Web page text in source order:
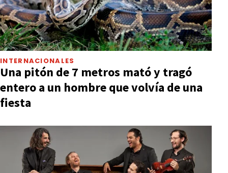
INTERNACIONALES
Una pitón de 7 metros mató y tragó
entero a un hombre que volvía de una
fiesta